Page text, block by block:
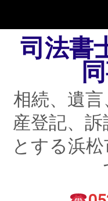
相続
不動産登記
債務整理
住宅ローン返済にお
司法書
相続、遺
産登記、
とする浜